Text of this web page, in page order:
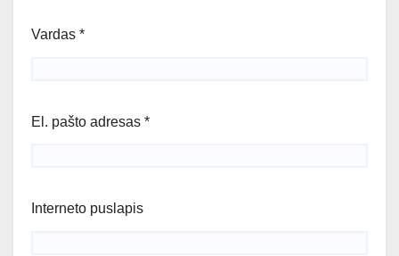
Vardas *
El. pašto adresas *
Interneto puslapis